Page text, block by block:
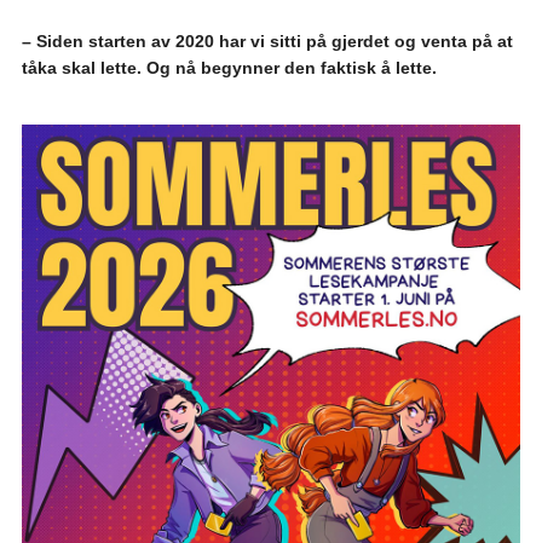
– Siden starten av 2020 har vi sitti på gjerdet og venta på at
tåka skal lette. Og nå begynner den faktisk å lette.